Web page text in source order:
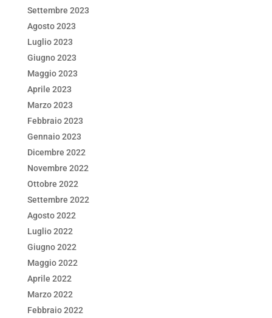
Settembre 2023
Agosto 2023
Luglio 2023
Giugno 2023
Maggio 2023
Aprile 2023
Marzo 2023
Febbraio 2023
Gennaio 2023
Dicembre 2022
Novembre 2022
Ottobre 2022
Settembre 2022
Agosto 2022
Luglio 2022
Giugno 2022
Maggio 2022
Aprile 2022
Marzo 2022
Febbraio 2022